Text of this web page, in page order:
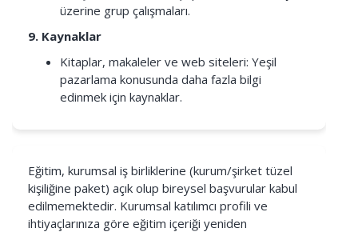
üzerine grup çalışmaları.
9. Kaynaklar
Kitaplar, makaleler ve web siteleri: Yeşil
pazarlama konusunda daha fazla bilgi
edinmek için kaynaklar.
Eğitim, kurumsal iş birliklerine (kurum/şirket tüzel
kişiliğine paket) açık olup bireysel başvurular kabul
edilmemektedir. Kurumsal katılımcı profili ve
ihtiyaçlarınıza göre eğitim içeriği yeniden